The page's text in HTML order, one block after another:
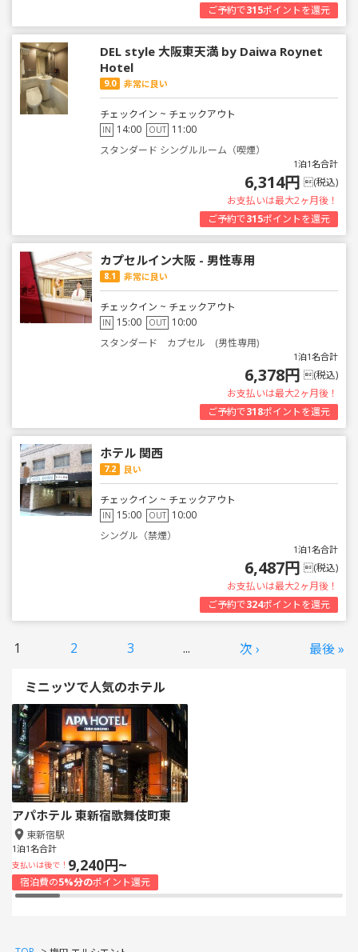
ご予約で315ポイントを還元
DEL style 大阪東天満 by Daiwa Roynet
Hotel
9.0 非常に良い
チェックイン ~ チェックアウト
IN 14:00 OUT 11:00
スタンダード シングルルーム（喫煙）
1泊1名合計
6,314円 (税込)
お支払いは最大2ヶ月後！
ご予約で315ポイントを還元
カプセルイン大阪 - 男性専用
8.1 非常に良い
チェックイン ~ チェックアウト
IN 15:00 OUT 10:00
スタンダード カプセル (男性専用)
1泊1名合計
6,378円 (税込)
お支払いは最大2ヶ月後！
ご予約で318ポイントを還元
ホテル 関西
7.2 良い
チェックイン ~ チェックアウト
IN 15:00 OUT 10:00
シングル（禁煙）
1泊1名合計
6,487円 (税込)
お支払いは最大2ヶ月後！
ご予約で324ポイントを還元
1 2 3 ... 次 › 最後 »
ミニッツで人気のホテル
アパホテル 東新宿歌舞伎町東
東新宿駅
1泊1名合計
支払いは後で！ 9,240円~
宿泊費の5%分のポイント還元